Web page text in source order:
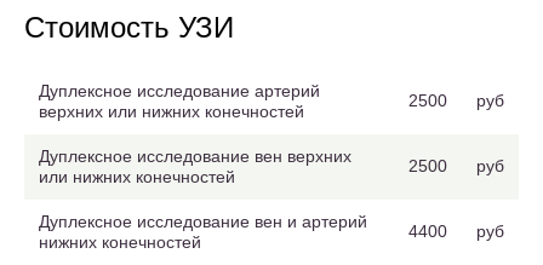
Стоимость УЗИ
Дуплексное исследование артерий
верхних или нижних конечностей
2500 руб
Дуплексное исследование вен верхних
или нижних конечностей
2500 руб
Дуплексное исследование вен и артерий
нижних конечностей
4400 руб